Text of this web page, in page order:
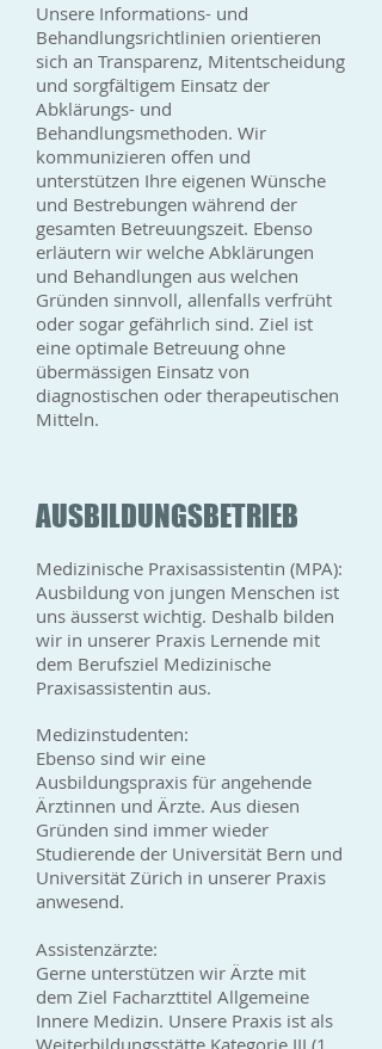
Unsere Informations- und
Behandlungsrichtlinien orientieren
sich an Transparenz, Mitentscheidung
und sorgfältigem Einsatz der
Abklärungs- und
Behandlungsmethoden. Wir
kommunizieren offen und
unterstützen Ihre eigenen Wünsche
und Bestrebungen während der
gesamten Betreuungszeit. Ebenso
erläutern wir welche Abklärungen
und Behandlungen aus welchen
Gründen sinnvoll, allenfalls verfrüht
oder sogar gefährlich sind. Ziel ist
eine optimale Betreuung ohne
übermässigen Einsatz von
diagnostischen oder therapeutischen
Mitteln.
AUSBILDUNGSBETRIEB
Medizinische Praxisassistentin (MPA):
Ausbildung von jungen Menschen ist
uns äusserst wichtig. Deshalb bilden
wir in unserer Praxis Lernende mit
dem Berufsziel Medizinische
Praxisassistentin aus.
Medizinstudenten:
Ebenso sind wir eine
Ausbildungspraxis für angehende
Ärztinnen und Ärzte. Aus diesen
Gründen sind immer wieder
Studierende der Universität Bern und
Universität Zürich in unserer Praxis
anwesend.
Assistenzärzte:
Gerne unterstützen wir Ärzte mit
dem Ziel Facharzttitel Allgemeine
Innere Medizin. Unsere Praxis ist als
Weiterbildungsstätte Kategorie III (1